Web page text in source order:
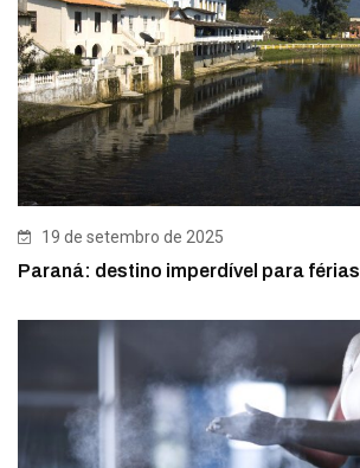
19 de setembro de 2025
Paraná: destino imperdível para férias